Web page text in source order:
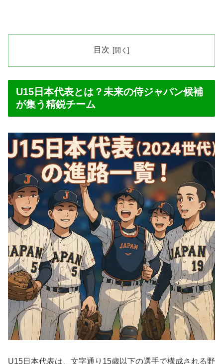
目次
U15日本代表とは？未来の侍ジャパン候補
が集う精鋭チーム
U15日本代表は、文字通り15歳以下の選手で構成される野